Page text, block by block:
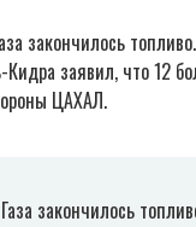
закончилось
заявил, что 12
ЦАХАЛ.
закончилось